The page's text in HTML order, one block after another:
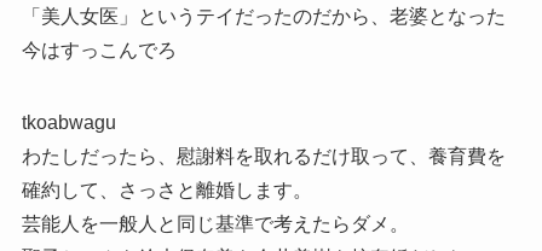
「美人女医」というテイだったのだから、老婆となった
今はすっこんでろ
tkoabwagu
わたしだったら、慰謝料を取れるだけ取って、養育費を
確約して、さっさと離婚します。
芸能人を一般人と同じ基準で考えたらダメ。